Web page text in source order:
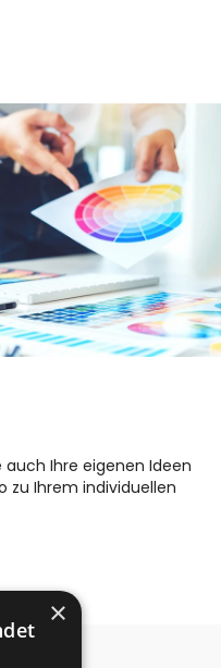
auch Ihre eigenen Ideen
zu Ihrem individuellen
×